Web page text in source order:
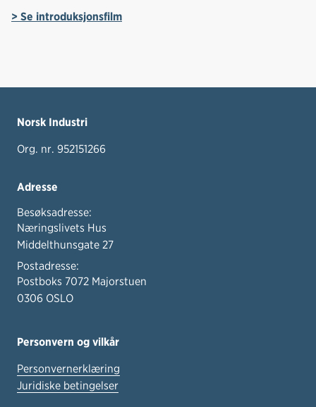
> Se introduksjonsfilm
Norsk Industri
Org. nr. 952151266
Adresse
Besøksadresse:
Næringslivets Hus
Middelthunsgate 27
Postadresse:
Postboks 7072 Majorstuen
0306 OSLO
Personvern og vilkår
Personvernerklæring
Juridiske betingelser